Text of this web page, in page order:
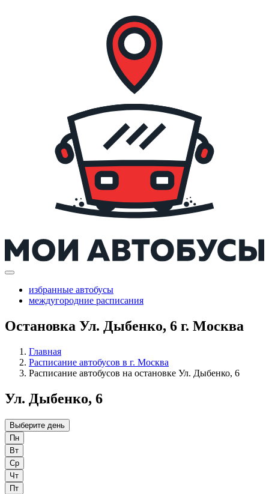
избранные автобусы
междугородние расписания
Остановка Ул. Дыбенко, 6 г. Москва
Главная
Расписание автобусов в г. Москва
Расписание автобусов на остановке Ул. Дыбенко, 6
Ул. Дыбенко, 6
Выберите день
Пн
Вт
Ср
Чт
Пт